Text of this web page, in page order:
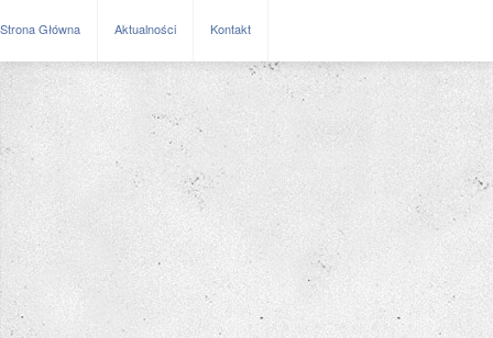
Strona Główna Aktualności Kontakt